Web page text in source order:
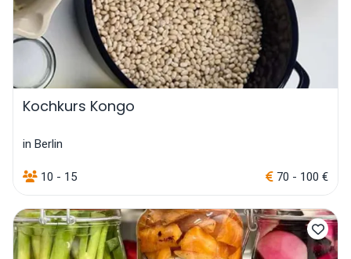
Kochkurs Kongo
in Berlin
10 - 15 70 - 100 €